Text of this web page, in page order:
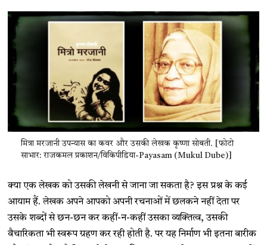
मित्रा मरजानी उपन्यास का कवर और उसकी लेखक कृष्णा सोबती. [फोटो
साभार: राजकमल प्रका​शन/विकिपीडिया-Payasam (Mukul Dube)]
क्या एक लेखक को उसकी लेखनी से जाना जा सकता है? इस प्रश्न के कई
आयाम हैं. लेखक अपने आपको अपनी रचनाओं में छलकने नहीं देता पर
उसके शब्दों से छन-छन कर कहीं-न-कहीं उसका व्यक्तित्व, उसकी
वैचारिकता भी स्वरूप ग्रहण कर रही होती है. पर यह निर्माण भी इतना बारीक